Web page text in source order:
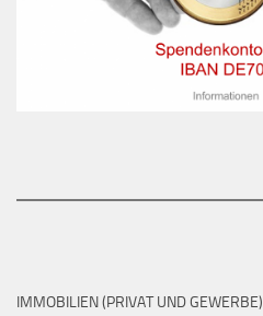
IMMOBILIEN (PRIVAT UND GEWERBE)